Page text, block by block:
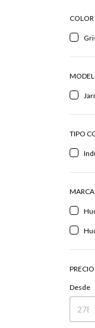
COLOR
TIPO
MARCA
PRECIO
Desde